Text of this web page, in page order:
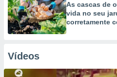
As cascas de
vida no seu
corretamente
Vídeos